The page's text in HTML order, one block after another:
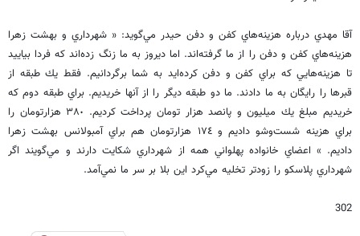
آقا مهدي درباره هزينه‌هاي كفن و دفن حيدر مي‌گويد: « شهرداري و بهشت زهرا
هزينه‌هاي كفن و دفن را از ما گرفته‌اند. اما ديروز به ما زنگ زده‌اند كه فردا بياييد
تا هزينه‌هايي كه براي كفن و دفن كرده‌ايد به شما برگردانيم. فقط يك طبقه از
قبرها را رايگان به ما دادند. ما دو طبقه ديگر را از آنها خريديم. براي طبقه دوم كه
خريديم مبلغ يك ميليون و پانصد هزار تومان پرداخت كرديم. ٣٨٠ هزارتومان را
براي هزينه شست‌وشو داديم و ١٧٤ هزارتومان هم براي آمبولانس بهشت زهرا
داديم. » اعضاي خانواده پهلواني همه از شهرداري شكايت دارند و مي‌گويند اگر
شهرداري پلاسكو را زودتر تخليه مي‌كرد اين بلا بر سر ما نمي‌آمد.
302